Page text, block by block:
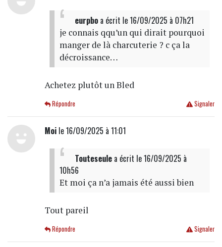
eurpboa écrit le 16/09/2025 à 07h21
je connais qqu’un qui dirait pourquoi
manger de là charcuterie ? c ça la
décroissance…
Achetez plutôt un Bled
Signaler
Répondre
Moile 16/09/2025 à 11:01
Touteseulea écrit le 16/09/2025 à
10h56
Et moi ça n’a jamais été aussi bien
Tout pareil
Signaler
Répondre